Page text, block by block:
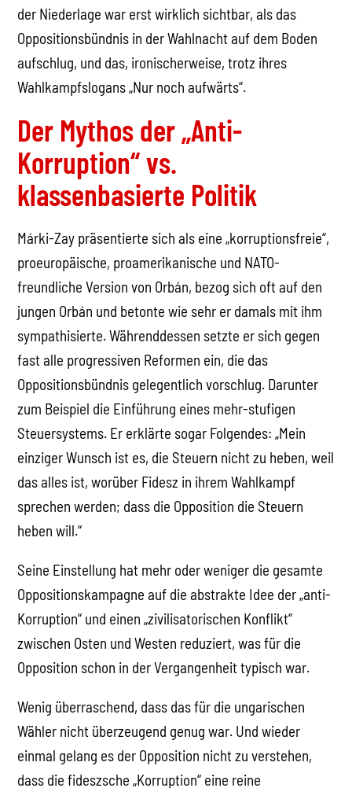
der Niederlage war erst wirklich sichtbar, als das
Oppositionsbündnis in der Wahlnacht auf dem Boden
aufschlug, und das, ironischerweise, trotz ihres
Wahlkampfslogans „Nur noch aufwärts“.
Der Mythos der „Anti-
Korruption“ vs.
klassenbasierte Politik
Márki-Zay präsentierte sich als eine „korruptionsfreie“,
proeuropäische, proamerikanische und NATO-
freundliche Version von Orbán, bezog sich oft auf den
jungen Orbán und betonte wie sehr er damals mit ihm
sympathisierte. Währenddessen setzte er sich gegen
fast alle progressiven Reformen ein, die das
Oppositionsbündnis gelegentlich vorschlug. Darunter
zum Beispiel die Einführung eines mehr-stufigen
Steuersystems. Er erklärte sogar Folgendes: „Mein
einziger Wunsch ist es, die Steuern nicht zu heben, weil
das alles ist, worüber Fidesz in ihrem Wahlkampf
sprechen werden; dass die Opposition die Steuern
heben will.“
Seine Einstellung hat mehr oder weniger die gesamte
Oppositionskampagne auf die abstrakte Idee der „anti-
Korruption“ und einen „zivilisatorischen Konflikt“
zwischen Osten und Westen reduziert, was für die
Opposition schon in der Vergangenheit typisch war.
Wenig überraschend, dass das für die ungarischen
Wähler nicht überzeugend genug war. Und wieder
einmal gelang es der Opposition nicht zu verstehen,
dass die fideszsche „Korruption“ eine reine